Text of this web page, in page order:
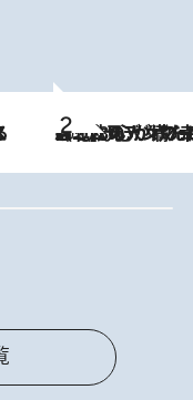
2026.8.8
《北欧の人々の幸福度が高いのは…》元デンマーク親善大使が出会った“心が満たされる暮らし”「いいかげんにヒュッゲしなさい！」